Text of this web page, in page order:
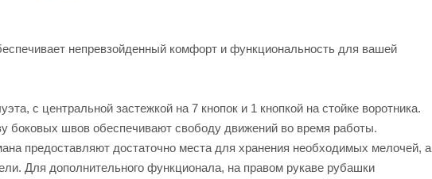
непревзойденный комфорт и функциональность для вашей
с центральной застежкой на 7 кнопок и 1 кнопкой на стойке воротника.
боковых швов обеспечивают свободу движений во время работы.
предоставляют достаточно места для хранения необходимых мелочей, а
Для дополнительного функционала, на правом рукаве рубашки